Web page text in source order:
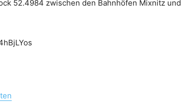
52.4984 zwischen den Bahnhöfen Mixnitz und